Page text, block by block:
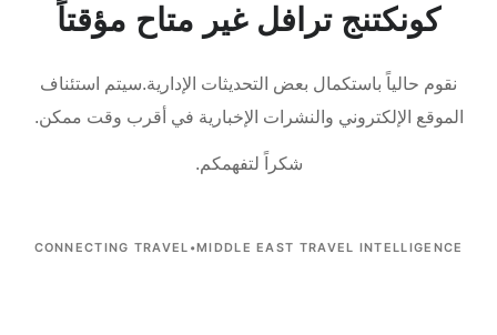
كونكتنج ترافل غير متاح مؤقتاً
نقوم حالياً باستكمال بعض التحديثات الإدارية.سيتم استئناف
الموقع الإلكتروني والنشرات الإخبارية في أقرب وقت ممكن.
شكراً لتفهمكم.
CONNECTING TRAVEL •MIDDLE EAST TRAVEL INTELLIGENCE